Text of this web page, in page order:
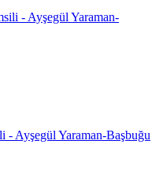
- Ayşegül Yaraman-Başbuğu